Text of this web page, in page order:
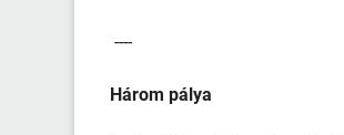
----
Három pálya